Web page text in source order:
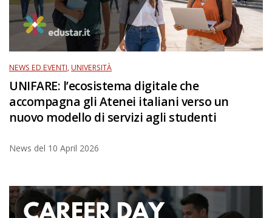
NEWS ED EVENTI,UNIVERSITÀ
UNIFARE: l’ecosistema digitale che
accompagna gli Atenei italiani verso un
nuovo modello di servizi agli studenti
News del 10 April 2026